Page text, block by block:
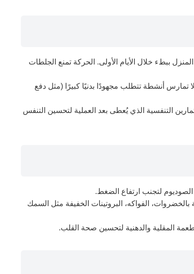
ببطء خلال الأيام الأولى. الحركة تمنع الجلطات
تمارس أنشطة تتطلب مجهودًا بدنيًا كبيرًا (مثل دفع
التنفسية الذي يُعطى بعد العملية لتحسين التنفس
الصوديوم لتجنب ارتفاع الضغط.
بالخضروات، الفواكه، البروتينات الخفيفة مثل السمك
المقلية والدهنية لتحسين صحة القلب.